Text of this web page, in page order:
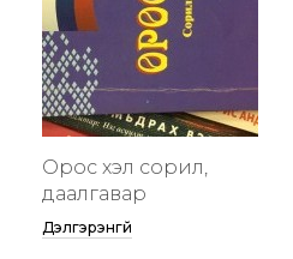
Орос хэл сорил,
даалгавар
Дэлгэрэнгүй